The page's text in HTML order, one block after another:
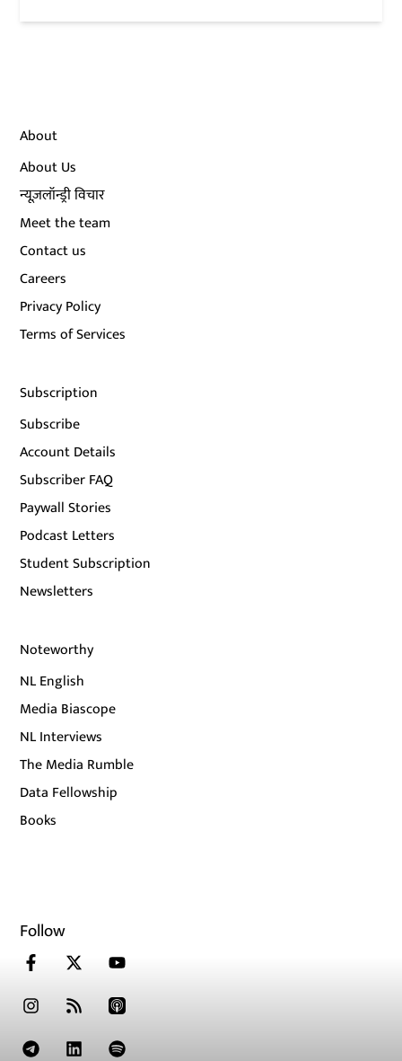
About
About Us
न्यूज़लॉन्ड्री विचार
Meet the team
Contact us
Careers
Privacy Policy
Terms of Services
Subscription
Subscribe
Account Details
Subscriber FAQ
Paywall Stories
Podcast Letters
Student Subscription
Newsletters
Noteworthy
NL English
Media Biascope
NL Interviews
The Media Rumble
Data Fellowship
Books
Follow